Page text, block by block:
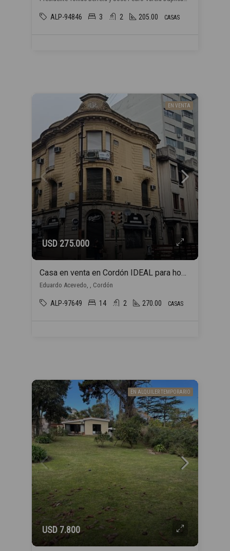
ALP-94846 3 2 205.00 CASAS
EN VENTA
USD 275.000
Casa en venta en Cordón IDEAL para hogar estudiantil
Eduardo Acevedo, , Cordón
ALP-97649 14 2 270.00 CASAS
EN ALQUILER TEMPORARIO
USD 7.800